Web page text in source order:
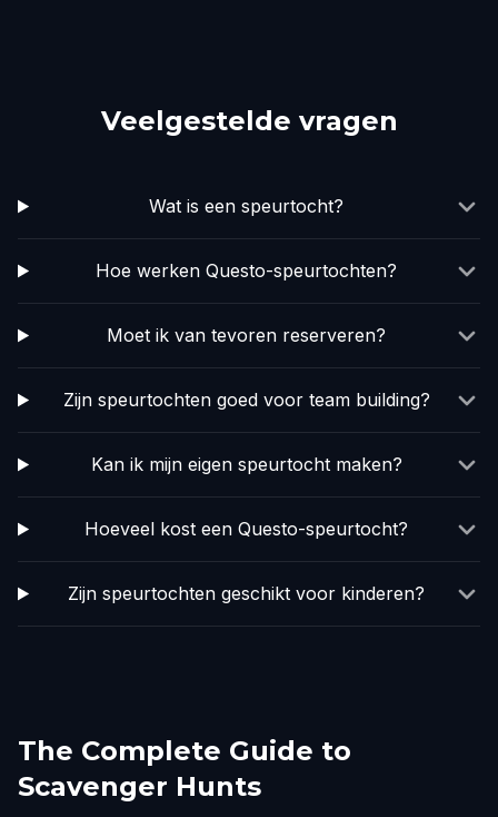
Veelgestelde vragen
Wat is een speurtocht?
Hoe werken Questo-speurtochten?
Moet ik van tevoren reserveren?
Zijn speurtochten goed voor team building?
Kan ik mijn eigen speurtocht maken?
Hoeveel kost een Questo-speurtocht?
Zijn speurtochten geschikt voor kinderen?
The Complete Guide to
Scavenger Hunts